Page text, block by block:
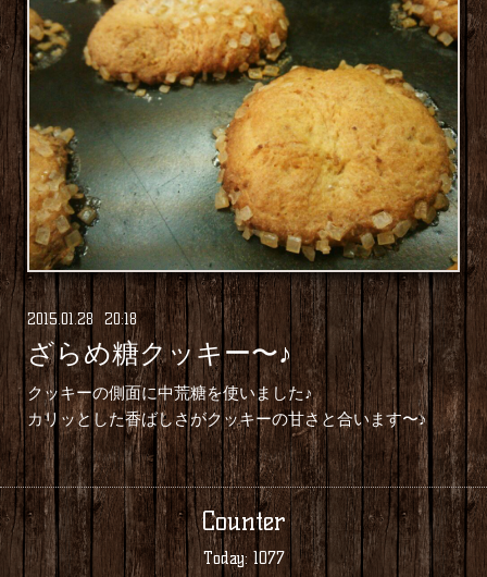
2015.01.28 20:18
ざらめ糖クッキー〜♪
クッキーの側面に中荒糖を使いました♪
カリッとした香ばしさがクッキーの甘さと合います〜♪
Counter
Today: 1077